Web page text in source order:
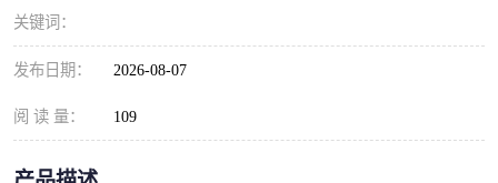
关键词：
发布日期： 2026-08-07
阅 读 量： 109